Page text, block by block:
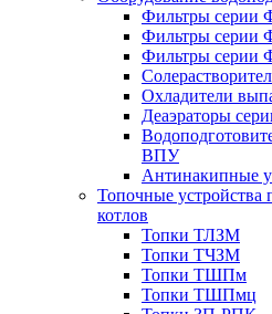
Фильтры серии
Фильтры серии
Фильтры серии
Охладители
Деаэраторы
ВПУ
Антинакипные
Топочные устройства
котлов
Топки ТЛЗМ
Топки ТЧЗМ
Топки ТШПм
Топки ТШПмц